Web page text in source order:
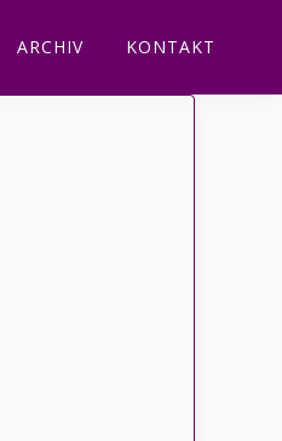
ARCHIV KONTAKT